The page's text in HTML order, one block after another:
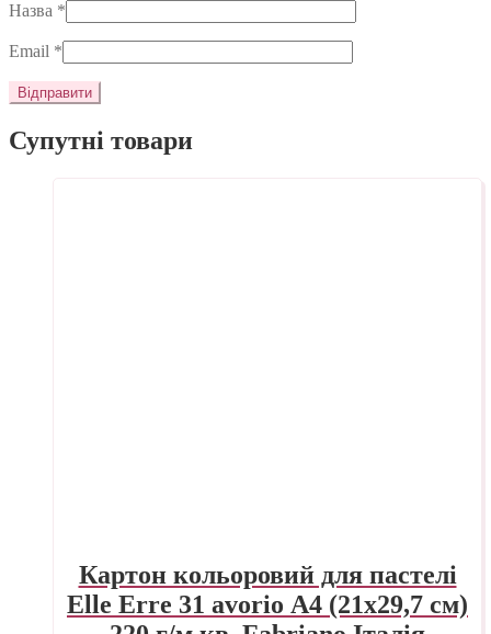
Назва *
Email *
Супутні товари
Картон кольоровий для пастелі
Elle Erre 31 avorio А4 (21х29,7 см)